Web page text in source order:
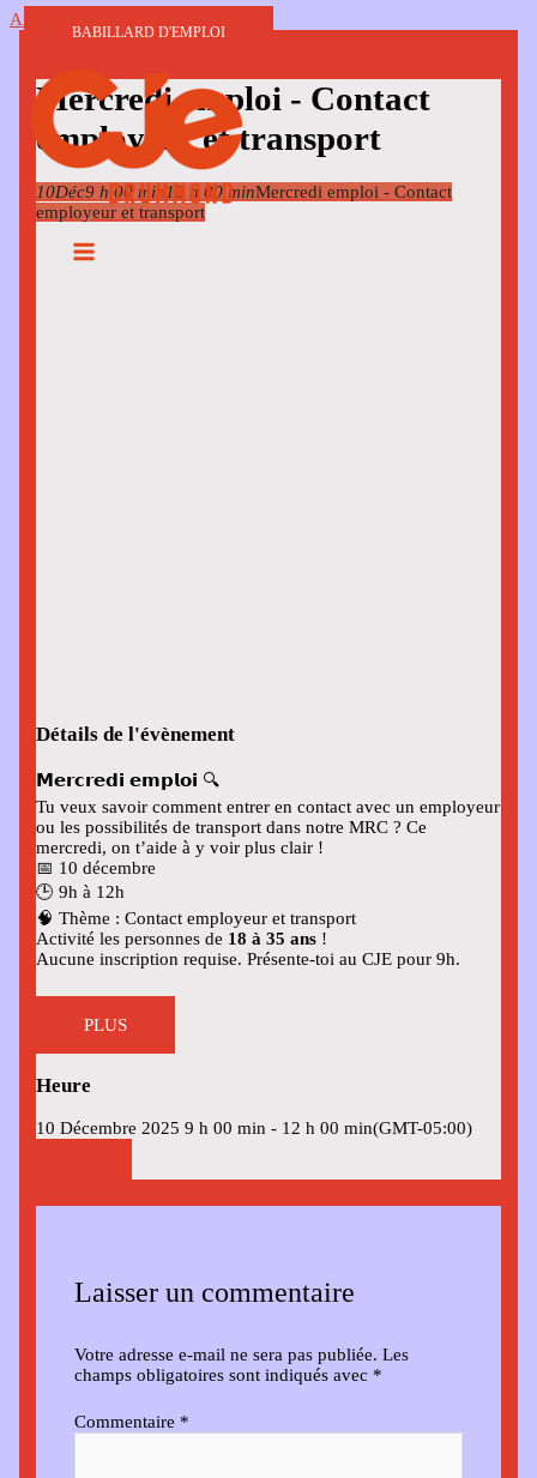
Aller au contenu
BABILLARD D'EMPLOI
Mercredi emploi - Contact
employeur et transport
10Déc9 h 00 min 12 h 00 minMercredi emploi - Contact
employeur et transport
Détails de l'évènement
𝗠𝗲𝗿𝗰𝗿𝗲𝗱𝗶 𝗲𝗺𝗽𝗹𝗼𝗶 🔍
Tu veux savoir comment entrer en contact avec un employeur
ou les possibilités de transport dans notre MRC ? Ce
mercredi, on t’aide à y voir plus clair !
📅 10 décembre
🕒 9h à 12h
🧠 Thème : Contact employeur et transport
Activité les personnes de 18 à 35 ans !
Aucune inscription requise. Présente-toi au CJE pour 9h.
PLUS
Heure
10 Décembre 2025 9 h 00 min - 12 h 00 min(GMT-05:00)
Laisser un commentaire
Votre adresse e-mail ne sera pas publiée. Les
champs obligatoires sont indiqués avec *
Commentaire *